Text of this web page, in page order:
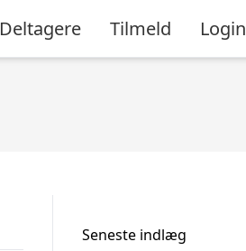
Deltagere Tilmeld Login
Seneste indlæg